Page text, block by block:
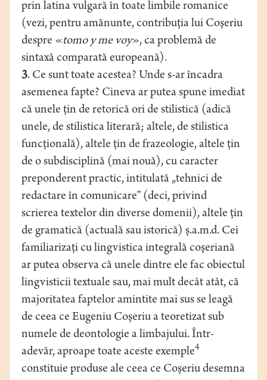
prin latina vulgară în toate limbile romanice
(vezi, pentru amănunte, contribuţia lui Coşeriu
despre «tomo y me voy», ca problemă de
sintaxă comparată europeană).
3. Ce sunt toate acestea? Unde s-ar încadra
asemenea fapte? Cineva ar putea spune imediat
că unele ţin de retorică ori de stilistică (adică
unele, de stilistica literară; altele, de stilistica
funcţională), altele ţin de frazeologie, altele ţin
de o subdisciplină (mai nouă), cu caracter
preponderent practic, intitulată „tehnici de
redactare în comunicare” (deci, privind
scrierea textelor din diverse domenii), altele ţin
de gramatică (actuală sau istorică) ş.a.m.d. Cei
familiarizaţi cu lingvistica integrală coşeriană
ar putea observa că unele dintre ele fac obiectul
lingvisticii textuale sau, mai mult decât atât, că
majoritatea faptelor amintite mai sus se leagă
de ceea ce Eugeniu Coşeriu a teoretizat sub
numele de deontologie a limbajului. Într-
adevăr, aproape toate aceste exemple4
constituie produse ale ceea ce Coşeriu desemna